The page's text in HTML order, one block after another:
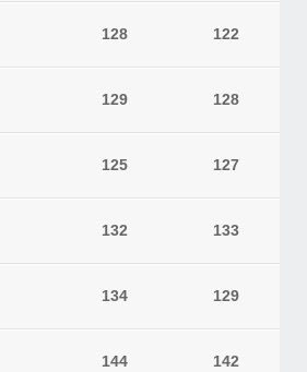
128 122
129 128
125 127
132 133
134 129
144 142